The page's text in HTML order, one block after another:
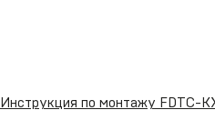
Инструкция по монтажу FDTC-